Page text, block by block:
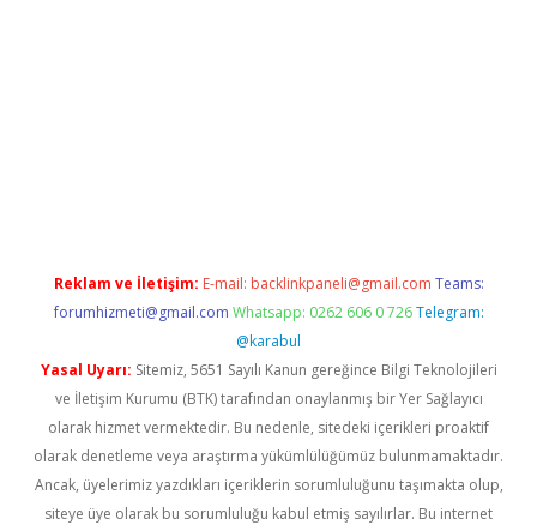
Reklam ve İletişim: E-mail: backlinkpaneli@gmail.com Teams:
forumhizmeti@gmail.com Whatsapp: 0262 606 0 726 Telegram:
@karabul
Yasal Uyarı: Sitemiz, 5651 Sayılı Kanun gereğince Bilgi Teknolojileri
ve İletişim Kurumu (BTK) tarafından onaylanmış bir Yer Sağlayıcı
olarak hizmet vermektedir. Bu nedenle, sitedeki içerikleri proaktif
olarak denetleme veya araştırma yükümlülüğümüz bulunmamaktadır.
Ancak, üyelerimiz yazdıkları içeriklerin sorumluluğunu taşımakta olup,
siteye üye olarak bu sorumluluğu kabul etmiş sayılırlar. Bu internet